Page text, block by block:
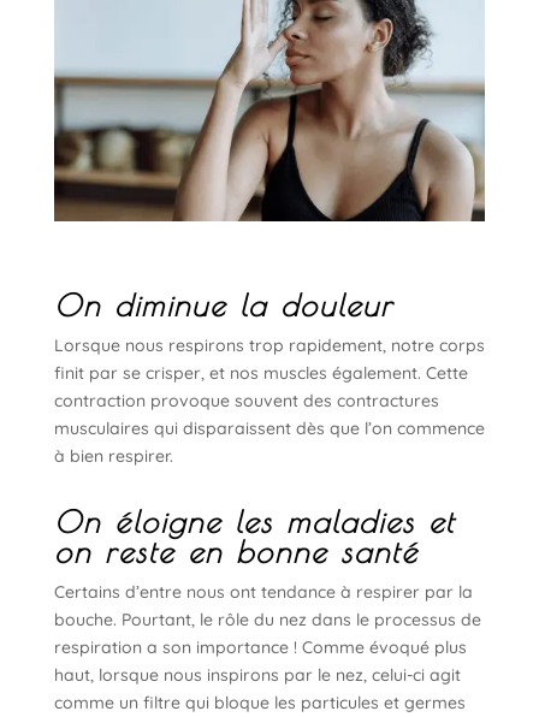
On diminue la douleur
Lorsque nous respirons trop rapidement, notre corps
finit par se crisper, et nos muscles également. Cette
contraction provoque souvent des contractures
musculaires qui disparaissent dès que l’on commence
à bien respirer.
On éloigne les maladies et
on reste en bonne santé
Certains d’entre nous ont tendance à respirer par la
bouche. Pourtant, le rôle du nez dans le processus de
respiration a son importance ! Comme évoqué plus
haut, lorsque nous inspirons par le nez, celui-ci agit
comme un filtre qui bloque les particules et germes